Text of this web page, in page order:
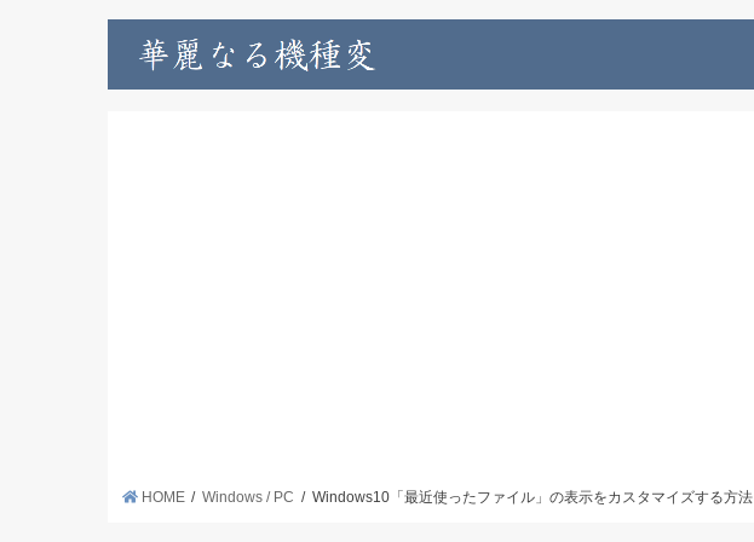
HOME Windows / PC Windows10「最近使ったファイル」の表示をカスタマイズする方法